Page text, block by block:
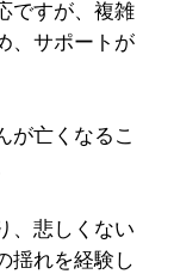
ですが、複雑
、サポートが
が亡くなるこ
、悲しくない
揺れを経験し